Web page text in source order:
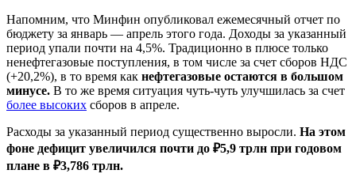
Напомним, что Минфин опубликовал ежемесячный отчет по
бюджету за январь — апрель этого года. Доходы за указанный
период упали почти на 4,5%. Традиционно в плюсе только
ненефтегазовые поступления, в том числе за счет сборов НДС
(+20,2%), в то время как нефтегазовые остаются в большом
минусе. В то же время ситуация чуть-чуть улучшилась за счет
более высоких сборов в апреле.
Расходы за указанный период существенно выросли. На этом
фоне дефицит увеличился почти до ₽5,9 трлн при годовом
плане в ₽3,786 трлн.